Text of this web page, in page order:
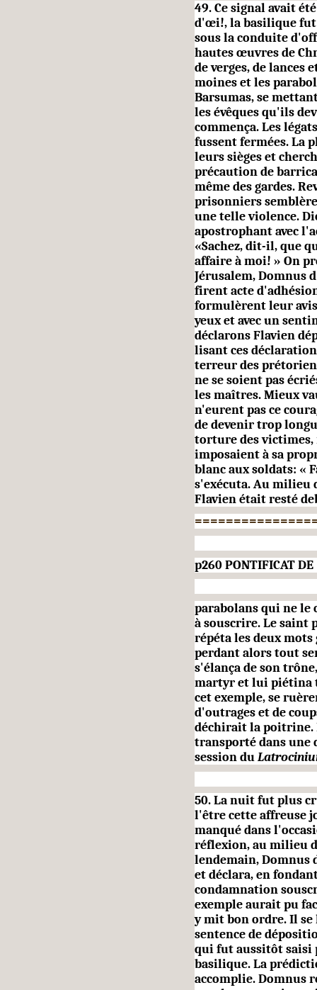
49. Ce signal avait
d'œi!, la basilique fut
sous la conduite
hautes œuvres de
de verges, de lances
moines et les
Barsumas, se
les évêques qu'ils
commença. Les
fussent fermées. La
leurs sièges et
précaution de
même des gardes.
prisonniers
une telle violence.
apostrophant avec
«Sachez, dit-il, que
affaire à moi! » On
Jérusalem, Domnus
firent acte
formulèrent leur avis
yeux et avec un
déclarons Flavien
lisant ces
terreur des
ne se soient pas
les maîtres. Mieux
n'eurent pas ce
de devenir trop
torture des victimes,
imposaient à sa
blanc aux soldats: «
s'exécuta. Au milieu
Flavien était resté
p260PONTIFICAT DE
parabolans qui ne le
à sous­crire. Le saint
répéta lesdeux mots
perdant alors tout
s'élança de son
martyr et lui piétina
cet exemple, se
d'outrages et de
déchirait la poitrine.
transporté dans une
session du
50. La nuit fut plus
l'être cette affreuse
manqué dans
réflexion, au milieu
lendemain, Domnus
et déclara, en
condamnation
exemple aurait pu
y mit bon ordre. Il se
sentence de
qui fut aussitôt saisi
basilique. La
accomplie. Domnus